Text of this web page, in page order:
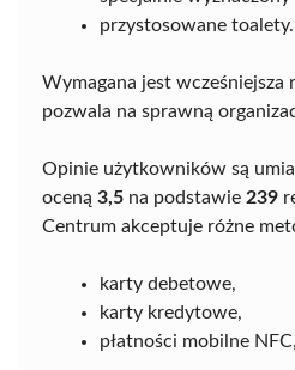
przystosowane toalety.
Wymagana jest wcześniejsza
pozwala na sprawną
Opinie użytkowników są
oceną 3,5 na podstawie 239
Centrum akceptuje różne
karty debetowe,
karty kredytowe,
płatności mobilne NFC,